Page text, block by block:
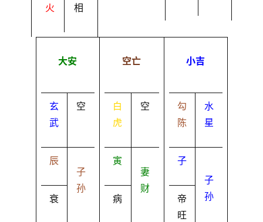
火 相
大安
玄
武
空
辰
衰
子
孙
空亡
白
虎
空
寅
病
妻
财
小吉
勾
陈
水
星
子
帝
旺
子
孙